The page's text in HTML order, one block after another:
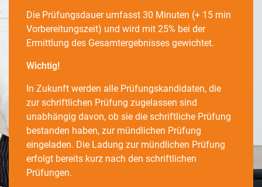
Die Prüfungsdauer umfasst 30 Minuten (+ 15 min
Vorbereitungszeit) und wird mit 25% bei der
Ermittlung des Gesamtergebnisses gewichtet.
Wichtig!
In Zukunft werden alle Prüfungskandidaten, die
zur schriftlichen Prüfung zugelassen sind
unabhängig davon, ob sie die schriftliche Prüfung
bestanden haben, zur mündlichen Prüfung
eingeladen. Die Ladung zur mündlichen Prüfung
erfolgt bereits kurz nach den schriftlichen
Prüfungen.